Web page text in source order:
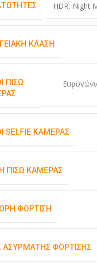
HDR, Night
ΚΛΆΣΗ
ΠΊΣΩ
SELFIE ΚΆΜΕΡΑΣ
ΠΊΣΩ ΚΆΜΕΡΑΣ
ΦΌΡΤΙΣΗ
ΑΣΎΡΜΑΤΗΣ ΦΌΡΤΙΣΗΣ